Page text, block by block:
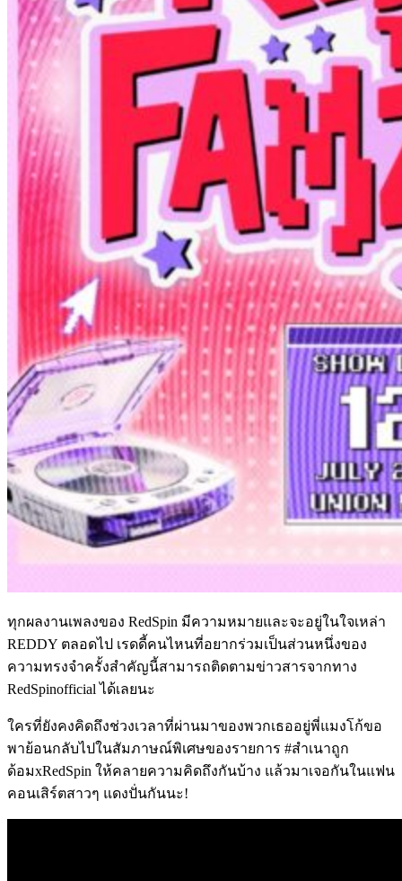
ทุกผลงานเพลงของ RedSpin มีความหมายและจะอยู่ในใจเหล่า
REDDY ตลอดไป เรดดี้คนไหนที่อยากร่วมเป็นส่วนหนึ่งของ
ความทรงจำครั้งสำคัญนี้สามารถติดตามข่าวสารจากทาง
RedSpinofficial ได้เลยนะ
ใครที่ยังคงคิดถึงช่วงเวลาที่ผ่านมาของพวกเธออยู่พี่แมงโก้ขอ
พาย้อนกลับไปในสัมภาษณ์พิเศษของรายการ #สำเนาถูก
ด้อมxRedSpin ให้คลายความคิดถึงกันบ้าง แล้วมาเจอกันในแฟน
คอนเสิร์ตสาวๆ แดงปั่นกันนะ!